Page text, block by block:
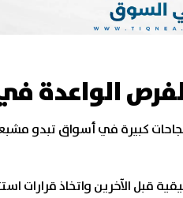
الواعدة
كبيرة في أسواق تبدو
قبل الآخرين واتخاذ قرارات